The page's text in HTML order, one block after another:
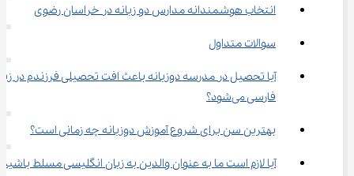
انتخاب هوشمندانه مدارس دو زبانه در خراسان رضوی
سوالات متداول
آیا تحصیل در مدرسه دوزبانه باعث افت تحصیلی فرزندم در
فارسی می‌شود؟
بهترین سن برای شروع آموزش دوزبانه چه زمانی است؟
آیا لازم است ما به عنوان والدین به زبان انگلیسی مسلط